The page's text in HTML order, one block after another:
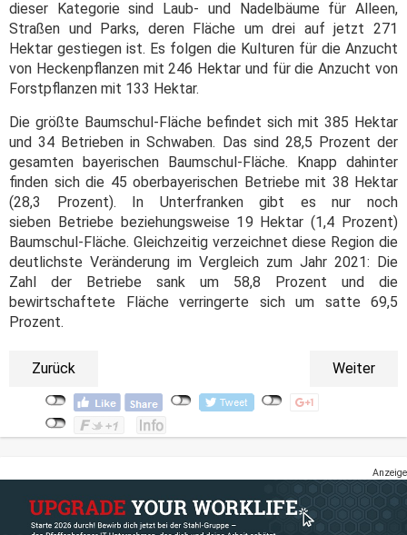
dieser Kategorie sind Laub- und Nadelbäume für Alleen,
Straßen und Parks, deren Fläche um drei auf jetzt 271
Hektar gestiegen ist. Es folgen die Kulturen für die Anzucht
von Heckenpflanzen mit 246 Hektar und für die Anzucht von
Forstpflanzen mit 133 Hektar.
Die größte Baumschul-Fläche befindet sich mit 385 Hektar
und 34 Betrieben in Schwaben. Das sind 28,5 Prozent der
gesamten bayerischen Baumschul-Fläche. Knapp dahinter
finden sich die 45 oberbayerischen Betriebe mit 38 Hektar
(28,3 Prozent). In Unterfranken gibt es nur noch
sieben Betriebe beziehungsweise 19 Hektar (1,4 Prozent)
Baumschul-Fläche. Gleichzeitig verzeichnet diese Region die
deutlichste Veränderung im Vergleich zum Jahr 2021: Die
Zahl der Betriebe sank um 58,8 Prozent und die
bewirtschaftete Fläche verringerte sich um satte 69,5
Prozent.
Zurück Weiter
Anzeige